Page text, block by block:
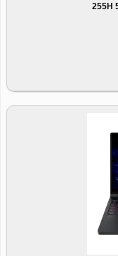
255H